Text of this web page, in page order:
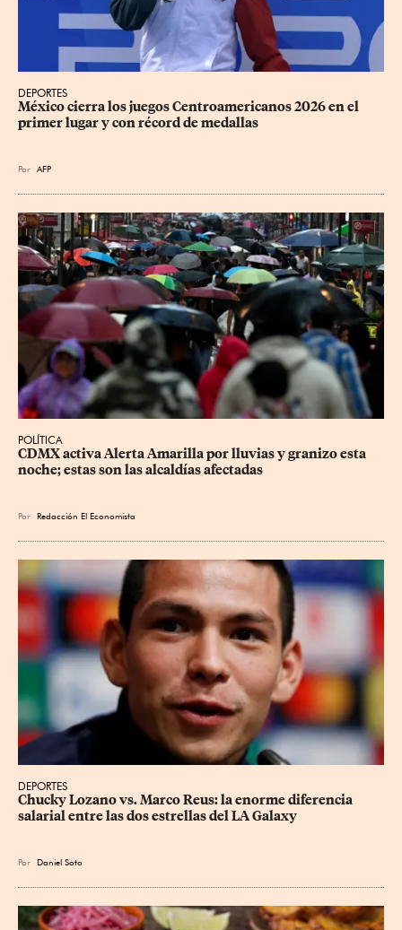
DEPORTES
México cierra los juegos Centroamericanos 2026 en el
primer lugar y con récord de medallas
Por AFP
POLÍTICA
CDMX activa Alerta Amarilla por lluvias y granizo esta
noche; estas son las alcaldías afectadas
Por Redacción El Economista
DEPORTES
Chucky Lozano vs. Marco Reus: la enorme diferencia
salarial entre las dos estrellas del LA Galaxy
Por Daniel Soto